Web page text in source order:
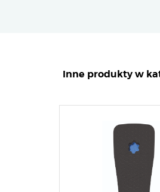
Inne produkty w